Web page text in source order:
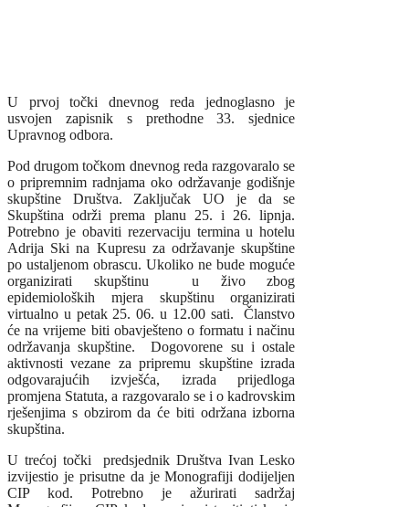
U prvoj točki dnevnog reda jednoglasno je
usvojen zapisnik s prethodne 33. sjednice
Upravnog odbora.
Pod drugom točkom dnevnog reda razgovaralo se
o pripremnim radnjama oko održavanje godišnje
skupštine Društva. Zaključak UO je da se
Skupština održi prema planu 25. i 26. lipnja.
Potrebno je obaviti rezervaciju termina u hotelu
Adrija Ski na Kupresu za održavanje skupštine
po ustaljenom obrascu. Ukoliko ne bude moguće
organizirati skupštinu u živo zbog
epidemioloških mjera skupštinu organizirati
virtualno u petak 25. 06. u 12.00 sati. Članstvo
će na vrijeme biti obavješteno o formatu i načinu
održavanja skupštine. Dogovorene su i ostale
aktivnosti vezane za pripremu skupštine izrada
odgovarajućih izvješća, izrada prijedloga
promjena Statuta, a razgovaralo se i o kadrovskim
rješenjima s obzirom da će biti održana izborna
skupština.
U trećoj točki predsjednik Društva Ivan Lesko
izvijestio je prisutne da je Monografiji dodijeljen
CIP kod. Potrebno je ažurirati sadržaj